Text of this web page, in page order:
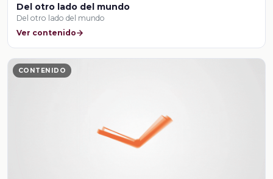
Del otro lado del mundo
Del otro lado del mundo
Ver contenido
CONTENIDO